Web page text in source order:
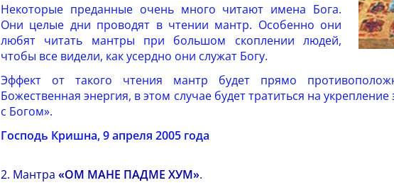
Некоторые преданные очень много читают имена Бога.
Они целые дни проводят в чтении мантр. Особенно они
любят читать мантры при большом скоплении людей,
чтобы все видели, как усердно они служат Богу.
Эффект от такого чтения мантр будет прямо
Божественная энергия, в этом случае будет тратиться на
с Богом».
Господь Кришна, 9 апреля 2005 года
2. Мантра «ОМ МАНЕ ПАДМЕ ХУМ».